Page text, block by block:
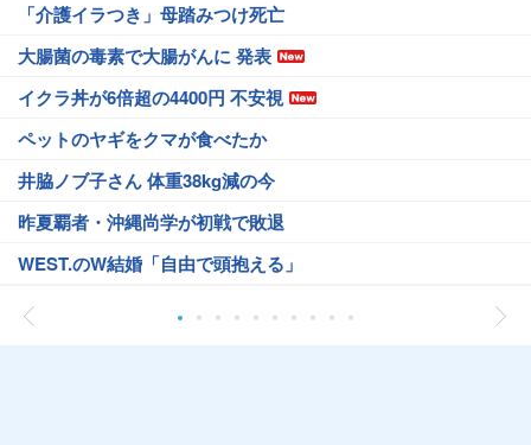
「介護イラつき」母踏みつけ死亡
大腸菌の毒素で大腸がんに 発表
イクラ丼が6倍超の4400円 不安視
ペットのヤギをクマが食べたか
井脇ノブ子さん 体重38kg減の今
昨夏覇者・沖縄尚学が初戦で敗退
WEST.のW結婚「自由で頭抱える」